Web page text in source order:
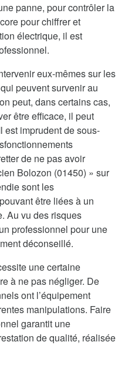
panne, pour contrôler la
pour chiffrer et
électrique, il est
eux-mêmes sur les
peuvent survenir au
peut, dans certains cas,
être efficace, il peut
est imprudent de sous-
de ne pas avoir
Bolozon (01450) » sur
sont les
être liées à un
Au vu des risques
professionnel pour une
déconseillé.
une certaine
à ne pas négliger. De
ont l’équipement
manipulations. Faire
garantit une
de qualité, réalisée